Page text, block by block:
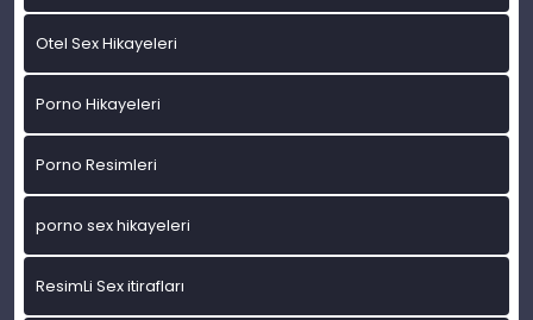
Otel Sex Hikayeleri
Porno Hikayeleri
Porno Resimleri
porno sex hikayeleri
ResimLi Sex itirafları